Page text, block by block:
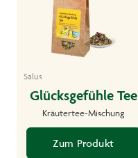
Salus
Glücksgefühle Tee
Kräutertee-Mischung
Zum Produkt